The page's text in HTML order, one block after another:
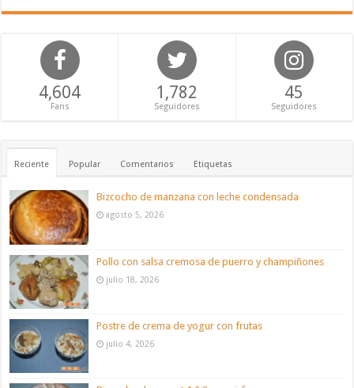
4,604
Fans
1,782
Seguidores
45
Seguidores
Reciente Popular Comentarios Etiquetas
Bizcocho de manzana con leche condensada
agosto 5, 2026
Pollo con salsa cremosa de puerro y champiñones
julio 18, 2026
Postre de crema de yogur con frutas
julio 4, 2026